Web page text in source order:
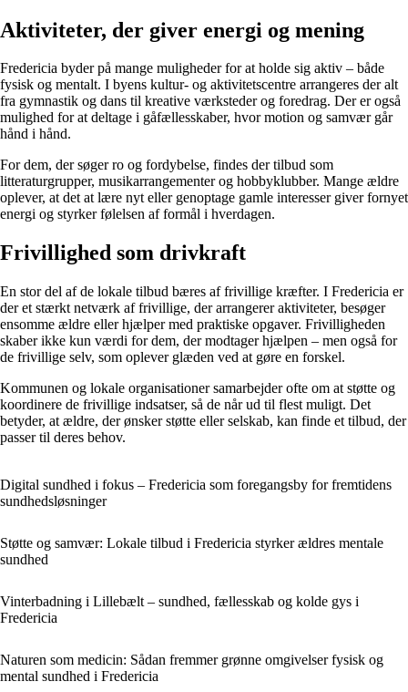
Aktiviteter, der giver energi og mening
Fredericia byder på mange muligheder for at holde sig aktiv – både
fysisk og mentalt. I byens kultur- og aktivitetscentre arrangeres der alt
fra gymnastik og dans til kreative værksteder og foredrag. Der er også
mulighed for at deltage i gåfællesskaber, hvor motion og samvær går
hånd i hånd.
For dem, der søger ro og fordybelse, findes der tilbud som
litteraturgrupper, musikarrangementer og hobbyklubber. Mange ældre
oplever, at det at lære nyt eller genoptage gamle interesser giver fornyet
energi og styrker følelsen af formål i hverdagen.
Frivillighed som drivkraft
En stor del af de lokale tilbud bæres af frivillige kræfter. I Fredericia er
der et stærkt netværk af frivillige, der arrangerer aktiviteter, besøger
ensomme ældre eller hjælper med praktiske opgaver. Frivilligheden
skaber ikke kun værdi for dem, der modtager hjælpen – men også for
de frivillige selv, som oplever glæden ved at gøre en forskel.
Kommunen og lokale organisationer samarbejder ofte om at støtte og
koordinere de frivillige indsatser, så de når ud til flest muligt. Det
betyder, at ældre, der ønsker støtte eller selskab, kan finde et tilbud, der
passer til deres behov.
Digital sundhed i fokus – Fredericia som foregangsby for fremtidens
sundhedsløsninger
Støtte og samvær: Lokale tilbud i Fredericia styrker ældres mentale
sundhed
Vinterbadning i Lillebælt – sundhed, fællesskab og kolde gys i
Fredericia
Naturen som medicin: Sådan fremmer grønne omgivelser fysisk og
mental sundhed i Fredericia